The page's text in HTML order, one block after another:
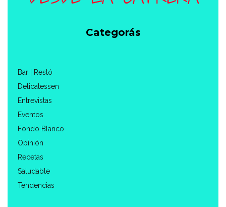
Categorás
Bar | Restó
Delicatessen
Entrevistas
Eventos
Fondo Blanco
Opinión
Recetas
Saludable
Tendencias